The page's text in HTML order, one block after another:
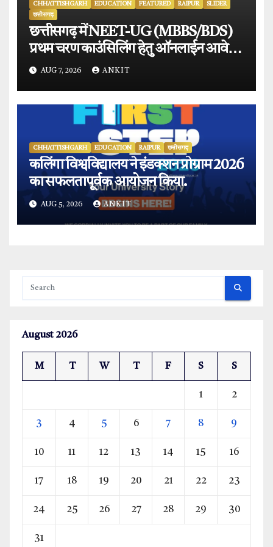
CHHATTISHGARH EDUCATION FEATURED RAIPUR
SLIDER
छत्तीसगढ़
छत्तीसगढ़ में NEET-UG (MBBS/BDS)
प्रथम चरण काउंसिलिंग हेतु ऑनलाईन आवेदन
प्रारंभ.
AUG 7, 2026 ANKIT
CHHATTISHGARH EDUCATION RAIPUR छत्तीसगढ़
कलिंगा विश्वविद्यालय ने इंडक्शन प्रोग्राम 2026
का सफलतापूर्वक आयोजन किया.
AUG 5, 2026 ANKIT
August 2026
M T W T F S S
1 2
3 4 5 6 7 8 9
10 11 12 13 14 15 16
17 18 19 20 21 22 23
24 25 26 27 28 29 30
31